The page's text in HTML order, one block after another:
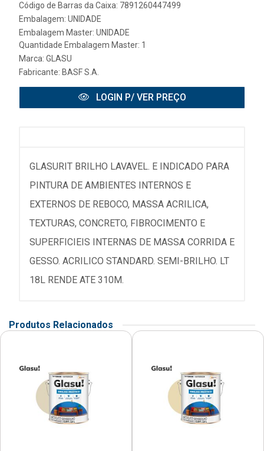
Código de Barras da Caixa: 7891260447499
Embalagem: UNIDADE
Embalagem Master: UNIDADE
Quantidade Embalagem Master: 1
Marca: GLASU
Fabricante: BASF S.A.
LOGIN P/ VER PREÇO
GLASURIT BRILHO LAVAVEL. E INDICADO PARA
PINTURA DE AMBIENTES INTERNOS E
EXTERNOS DE REBOCO, MASSA ACRILICA,
TEXTURAS, CONCRETO, FIBROCIMENTO E
SUPERFICIEIS INTERNAS DE MASSA CORRIDA E
GESSO. ACRILICO STANDARD. SEMI-BRILHO. LT
18L RENDE ATE 310M.
Produtos Relacionados